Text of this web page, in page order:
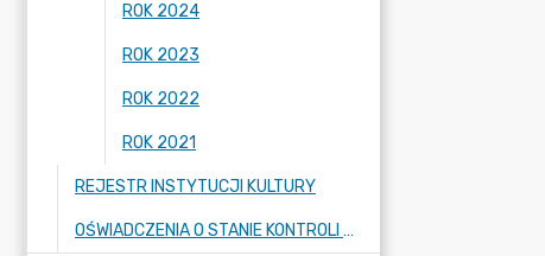
ROK 2024
ROK 2023
ROK 2022
ROK 2021
REJESTR INSTYTUCJI KULTURY
OŚWIADCZENIA O STANIE KONTROLI ZARZĄDCZEJ